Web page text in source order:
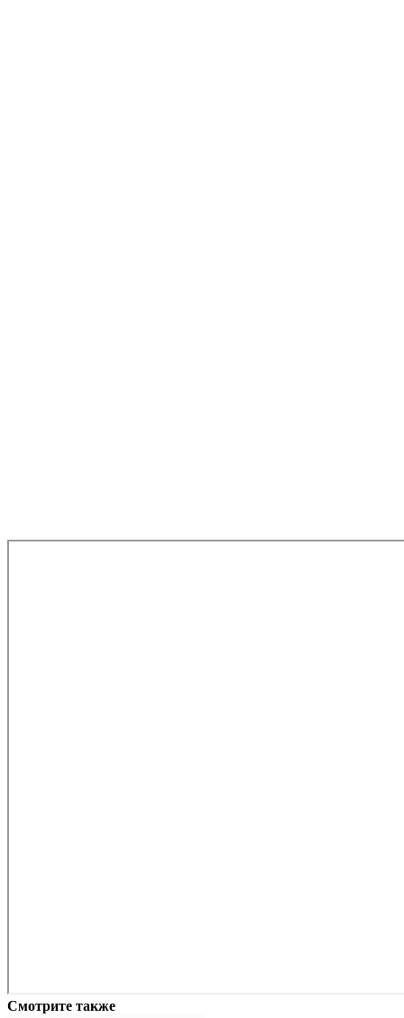
Смотрите также